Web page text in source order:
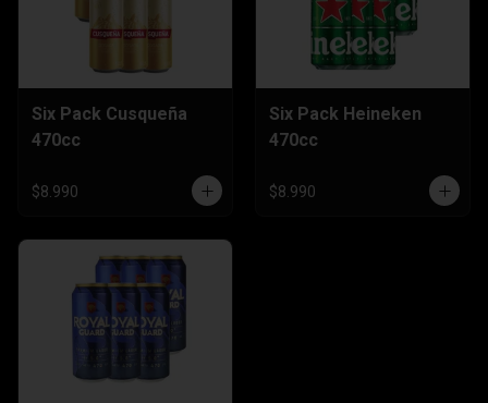
Six Pack Cusqueña
470cc
$8.990
Six Pack Heineken
470cc
$8.990